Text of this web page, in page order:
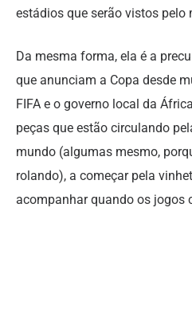
estádios que serão vistos
Da mesma forma, ela é a
que anunciam a Copa desde
FIFA e o governo local da
peças que estão circulando
mundo (algumas mesmo,
rolando), a começar pela
acompanhar quando os jogos